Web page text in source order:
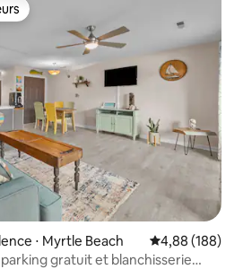
⋅ Myrtle Beach Évaluation
4,88 (188)
gratuit et blanchisserie